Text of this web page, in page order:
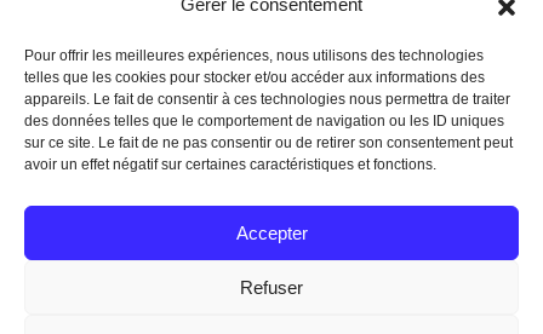
Gérer le consentement
Pour offrir les meilleures expériences, nous utilisons des technologies
telles que les cookies pour stocker et/ou accéder aux informations des
appareils. Le fait de consentir à ces technologies nous permettra de traiter
des données telles que le comportement de navigation ou les ID uniques
sur ce site. Le fait de ne pas consentir ou de retirer son consentement peut
avoir un effet négatif sur certaines caractéristiques et fonctions.
Accepter
Refuser
Contact
06 29 56 64 44
contact[@]jb-conseils.fr
Caen - Normandie - France